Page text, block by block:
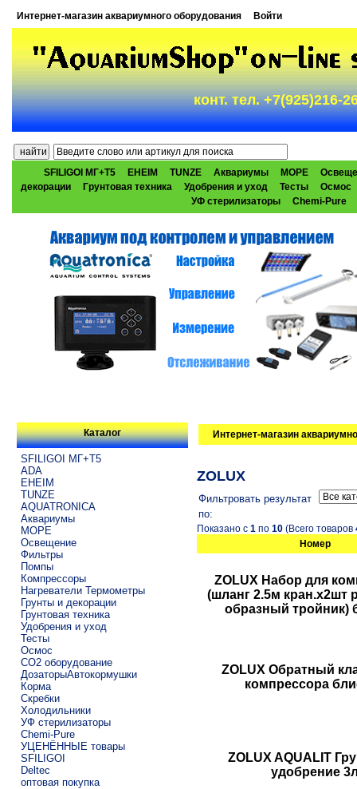
Интернет-магазин аквариумного оборудования Войти
конт. тел. +7(925)216-
SFILIGOI МГ+Т5 EHEIM TUNZE Аквариумы МОРЕ
декорации
Грунтовая техника Удобрения и уход Тесты
Осмос
УФ стерилизаторы
Chemi-Pure
Каталог
SFILIGOI МГ+Т5
ADA
EHEIM
TUNZE
AQUATRONICA
Аквариумы
МОРЕ
Освещение
Фильтры
Помпы
Компрессоры
Нагреватели Термометры
Грунты и декорации
Грунтовая техника
Удобрения и уход
Тесты
Осмос
CO2 оборудование
ДозаторыАвтокормушки
Корма
Скребки
Холодильники
УФ стерилизаторы
Chemi-Pure
УЦЕНЁННЫЕ товары
SFILIGOI
Deltec
оптовая покупка
Интернет-магазин
ZOLUX
Фильтровать результат
по:
Показано с 1по 10(Всего товаров
Номер
ZOLUX Набор для
(шланг 2.5м кран.х2шт
образный тройник)
ZOLUX Обратный
компрессора
ZOLUX AQUALIT
удобрение